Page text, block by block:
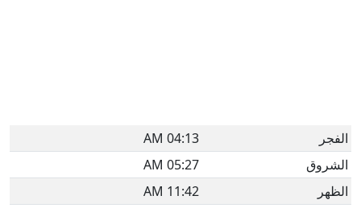
الفجر
04:13 AM
الشروق
05:27 AM
الظهر
11:42 AM